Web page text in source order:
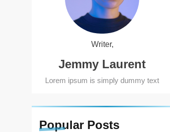
Writer,
Jemmy Laurent
Lorem ipsum is simply dummy text
Popular Posts